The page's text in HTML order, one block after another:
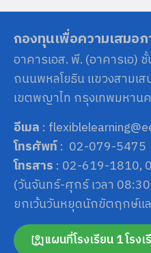
กองทุนเพื่อความเสมอ
อาคารเอส. พี. (อาคารเอ)
ถนนพหลโยธิน แขวงสามเส
เขตพญาไท กรุงเทพมหาน
อีเมล :
โทรศัพท์: 02-079-5475
โทรสาร : 02-619-1810,
(วันจันทร์-ศุกร์ เวลา
ยกเว้นวันหยุดนักขัตฤกษ์แ
แผนที่โรงเรียน 1 โรง